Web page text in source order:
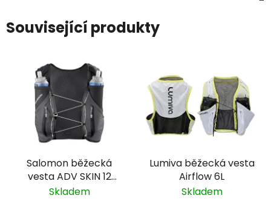
Související produkty
Salomon běžecká
vesta ADV SKIN 12
GRADIENT SET –
Skladem
Lumiva běžecká vesta
Airflow 6L
Skladem